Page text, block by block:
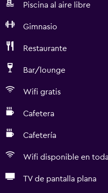
Piscina al aire libre
Gimnasio
Restaurante
Bar/lounge
Wifi gratis
Cafetera
Cafetería
Wifi disponible en
TV de pantalla plana